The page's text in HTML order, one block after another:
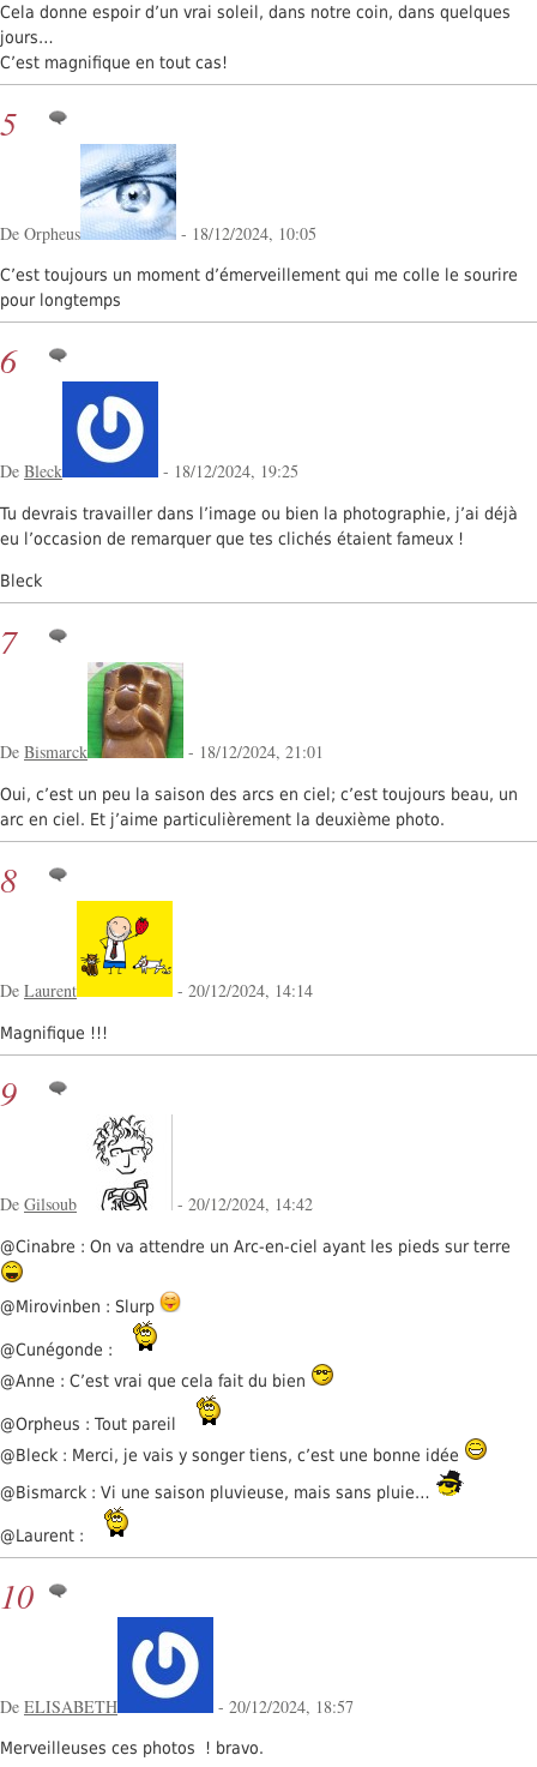
Cela donne espoir d’un vrai soleil, dans notre coin, dans quelques
jours…
C’est magnifique en tout cas!
5
De Orpheus - 18/12/2024, 10:05
C’est toujours un moment d’émerveillement qui me colle le sourire
pour longtemps
6
De Bleck - 18/12/2024, 19:25
Tu devrais travailler dans l’image ou bien la photographie, j’ai déjà
eu l’occasion de remarquer que tes clichés étaient fameux !
Bleck
7
De Bismarck - 18/12/2024, 21:01
Oui, c’est un peu la saison des arcs en ciel; c’est toujours beau, un
arc en ciel. Et j’aime particulièrement la deuxième photo.
8
De Laurent - 20/12/2024, 14:14
Magnifique !!!
9
De Gilsoub - 20/12/2024, 14:42
@Cinabre : On va attendre un Arc-en-ciel ayant les pieds sur terre
@Mirovinben : Slurp
@Cunégonde :
@Anne : C’est vrai que cela fait du bien
@Orpheus : Tout pareil
@Bleck : Merci, je vais y songer tiens, c’est une bonne idée
@Bismarck : Vi une saison pluvieuse, mais sans pluie…
@Laurent :
10
De ELISABETH - 20/12/2024, 18:57
Merveilleuses ces photos ! bravo.